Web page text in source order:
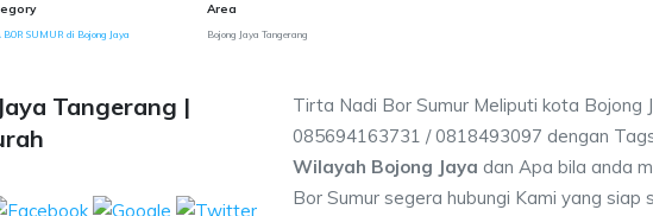
BOR SUMUR di Bojong Jaya
Area
Bojong Jaya Tangerang
Tangerang |
Tirta Nadi Bor Sumur Meliputi kota Bojong
085694163731 / 0818493097 dengan
Wilayah Bojong Jaya dan Apa bila anda
Bor Sumur segera hubungi Kami yang siap